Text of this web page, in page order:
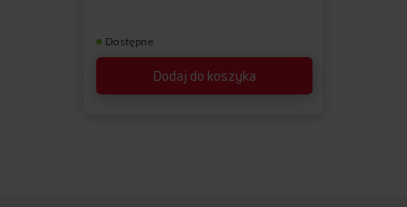
Dodaj do koszyka
Dostępne